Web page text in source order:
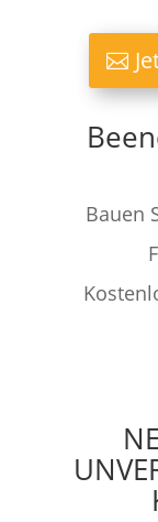
Bauen